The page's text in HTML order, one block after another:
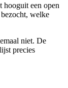
hooguit een open
welke
niet. De
precies